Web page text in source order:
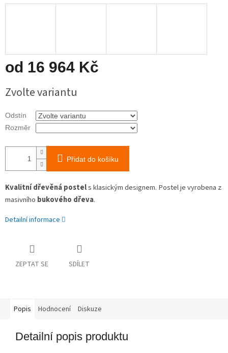
od 16 964 Kč
cena:
Zvolte variantu
Odstín
Rozměr
Přidat do košíku
Kvalitní dřevěná postels klasickým designem. Postel je vyrobena z
masivního bukového dřeva.
Detailní informace
ZEPTAT SE SDÍLET
Popis Hodnocení Diskuze
Detailní popis produktu